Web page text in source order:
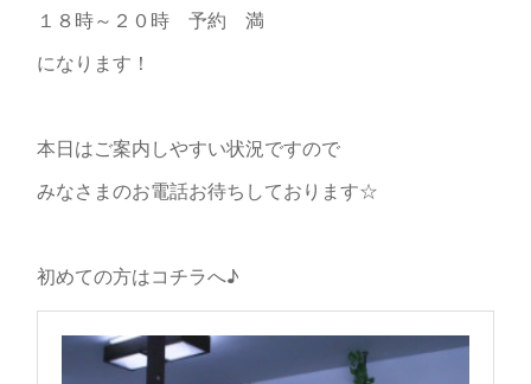
１８時～２０時 予約 満
になります！
本日はご案内しやすい状況ですので
みなさまのお電話お待ちしております☆
初めての方はコチラへ♪